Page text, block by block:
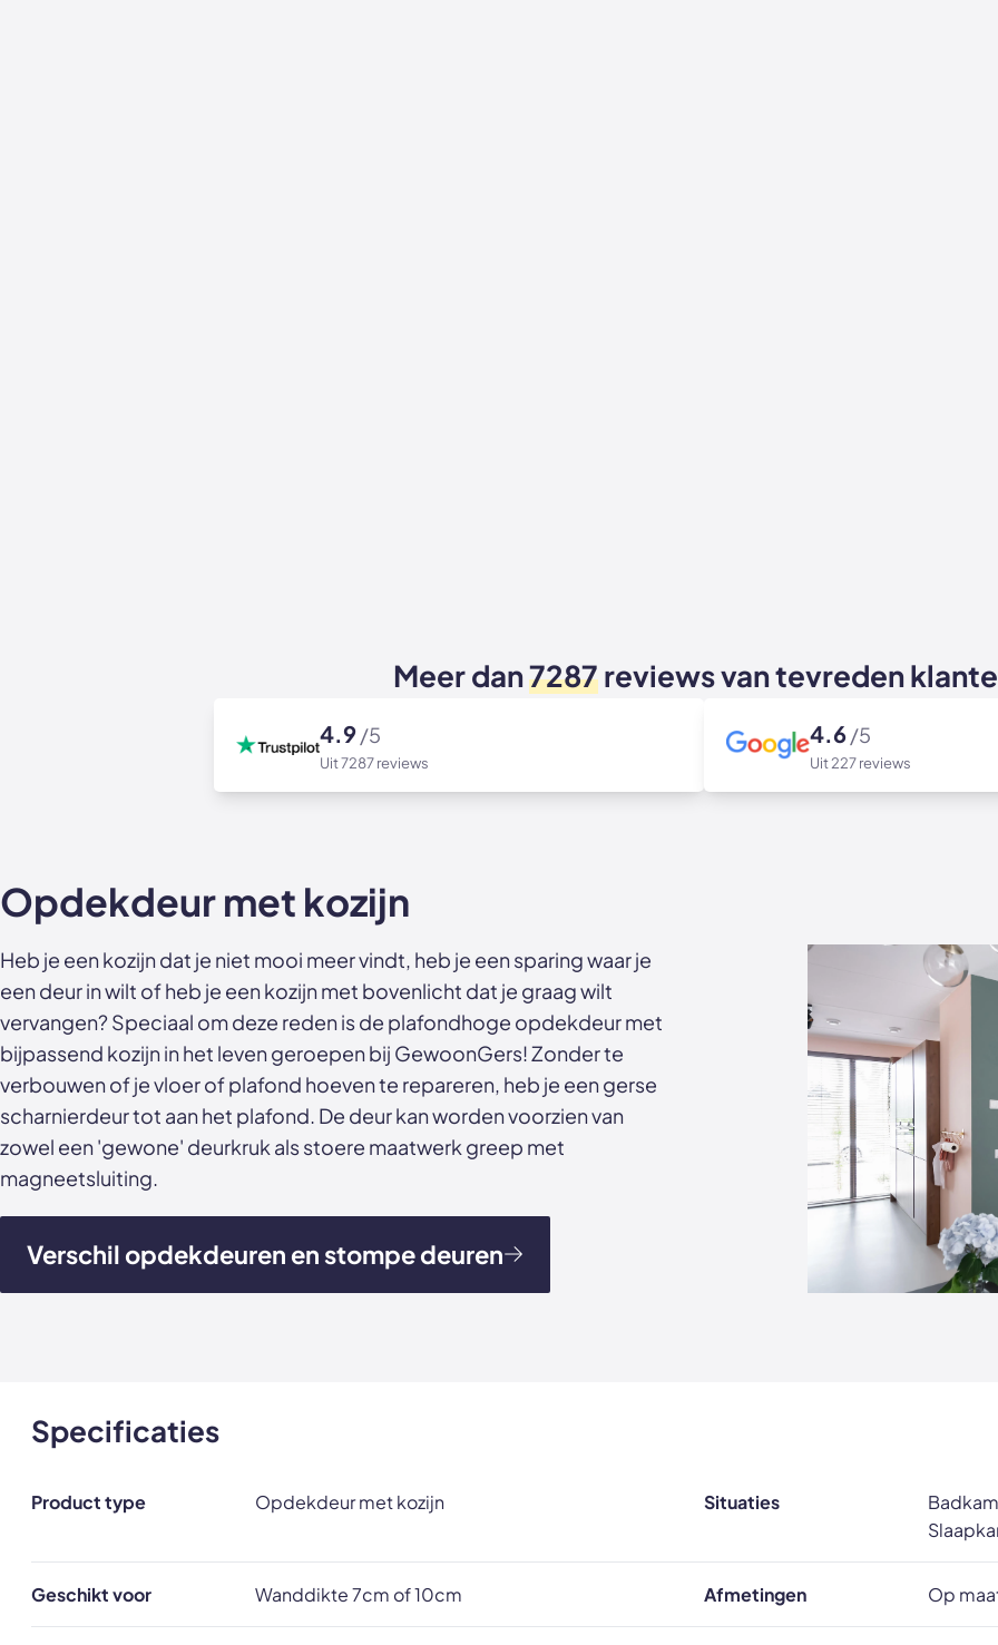
Meer dan7287reviews van tevreden
4.9/5
Uit 7287 reviews
4.6/5
Uit 227 reviews
Opdekdeur met kozijn
Heb je een kozijn dat je niet mooi meer vindt, heb je een sparing waar je
een deur in wilt of heb je een kozijn met bovenlicht dat je graag wilt
vervangen? Speciaal om deze reden is de plafondhoge opdekdeur met
bijpassend kozijn in het leven geroepen bij GewoonGers! Zonder te
verbouwen of je vloer of plafond hoeven te repareren, heb je een gerse
scharnierdeur tot aan het plafond. De deur kan worden voorzien van
zowel een 'gewone' deurkruk als stoere maatwerk greep met
magneetsluiting.
Verschil opdekdeuren en stompe deuren
Specificaties
Product type Opdekdeur met kozijn Situaties
Geschikt voor Wanddikte 7cm of 10cm Afmetingen Op